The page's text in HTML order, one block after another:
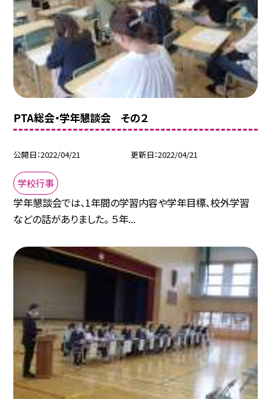
PTA総会・学年懇談会 その２
公開日 2022/04/21 更新日 2022/04/21
学校行事
学年懇談会では、1年間の学習内容や学年目標、校外学習
などの話がありました。 ５年...